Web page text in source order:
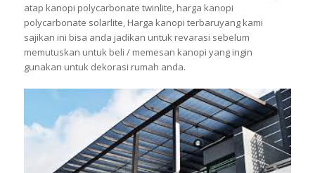
atap kanopi polycarbonate twinlite, harga kanopi
polycarbonate solarlite, Harga kanopi terbaruyang kami
sajikan ini bisa anda jadikan untuk revarasi sebelum
memutuskan untuk beli / memesan kanopi yang ingin
gunakan untuk dekorasi rumah anda.